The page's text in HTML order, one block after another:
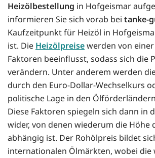
Heizölbestellung in Hofgeismar
informieren Sie sich vorab bei tanke-
Kaufzeitpunkt für Heizöl in
ist. Die Heizölpreisewerden von
Faktoren beeinflusst, sodass sich die
verändern. Unter anderem werden
durch den Euro-Dollar-Wechselkurs
politische Lage in den
Diese Faktoren spiegeln sich dann in
wider, von denen wiederum die Höhe
abhängig ist. Der Rohölpreis bildet
internationalen Ölmärkten, wobei die